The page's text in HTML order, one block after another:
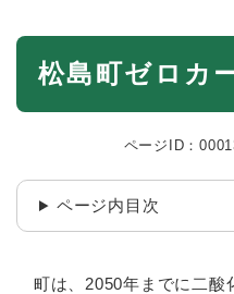
本
松島町ゼロカ
ページID：
ページ内目次
町は、2050年までに二酸